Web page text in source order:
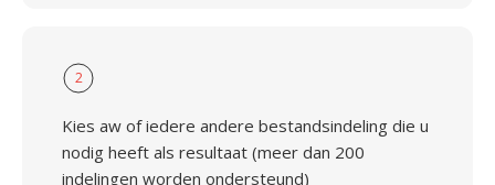
2
Kies aw of iedere andere bestandsindeling die u
nodig heeft als resultaat (meer dan 200
indelingen worden ondersteund)